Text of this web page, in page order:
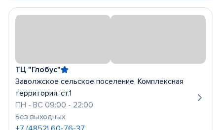
ТЦ "Глобус"
Заволжское сельское поселение, Комплексная
территория, ст.1
ПН - ВС 09:00 - 22:00
Без выходных